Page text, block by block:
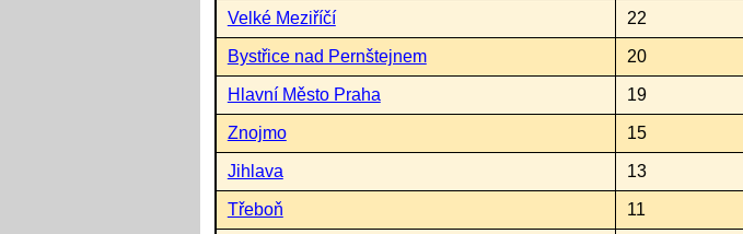
Velké Meziříčí 22
Bystřice nad Pernštejnem 20
Hlavní Město Praha 19
Znojmo 15
Jihlava 13
Třeboň 11